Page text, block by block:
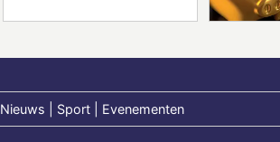
Nieuws | Sport | Evenementen